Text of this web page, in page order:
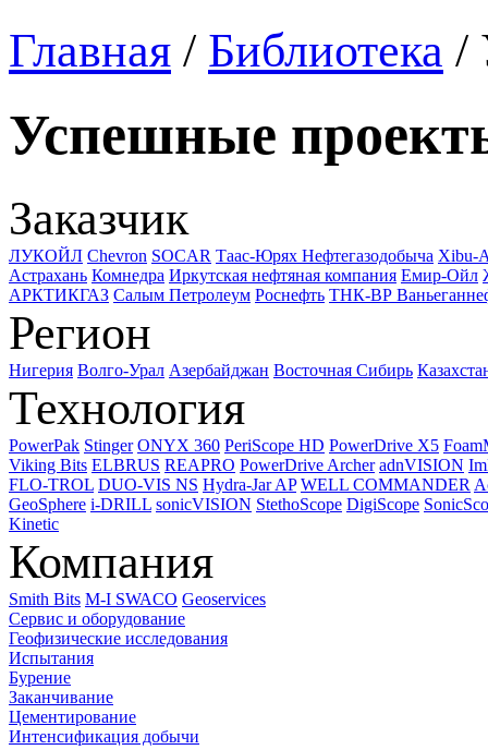
Главная / Библиотека /
Успешные
Заказчик
ЛУКОЙЛ Chevron SOCAR Таас-Юрях Нефтегазодобыча Xibu-
Астрахань Комнедра Иркутская нефтяная компания Емир-Ойл
АРКТИКГАЗ Салым Петролеум Роснефть ТНК-ВР
Регион
Нигерия Волго-Урал Азербайджан Восточная Сибирь
Технология
PowerPak Stinger ONYX 360 PeriScope HD PowerDrive X5
Viking Bits ELBRUS REAPRO PowerDrive Archer adnVISION
FLO-TROL DUO-VIS NS Hydra-Jar AP WELL COMMANDER
GeoSphere i-DRILL sonicVISION StethoScope DigiScope
Kinetic
Компания
Smith Bits M-I SWACO Geoservices
Сервис и оборудование
Геофизические исследования
Испытания
Бурение
Заканчивание
Цементирование
Интенсификация добычи